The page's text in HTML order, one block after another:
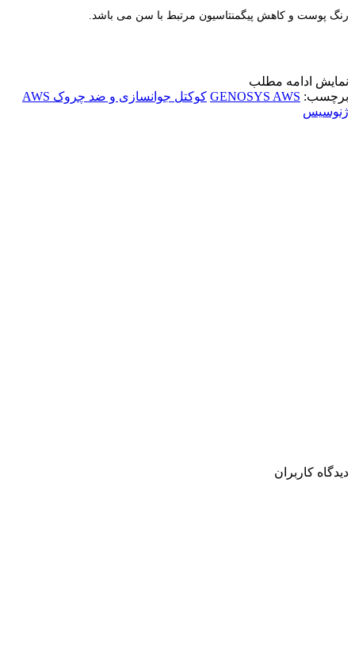
رنگ پوست و کاهش پیگمنتاسیون مرتبط با سن می باشد.
نمایش ادامه مطلب
برچسب: GENOSYS AWS
کوکتل جوانسازی و ضد چروک AWS
ژنوسیس
دیدگاه کاربران